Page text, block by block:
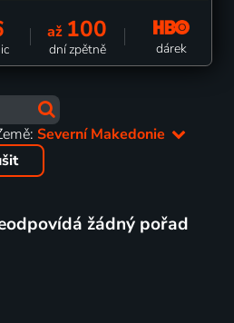
až 100
dní zpětně dárek
Severní Makedonie
žádný pořad